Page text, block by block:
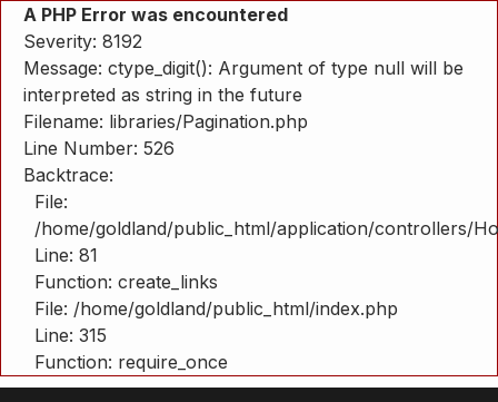
A PHP Error was encountered
Severity: 8192
Message: ctype_digit(): Argument of type null will be
interpreted as string in the future
Filename: libraries/Pagination.php
Line Number: 526
Backtrace:
File:
/home/goldland/public_html/application/controllers/
Line: 81
Function: create_links
File: /home/goldland/public_html/index.php
Line: 315
Function: require_once